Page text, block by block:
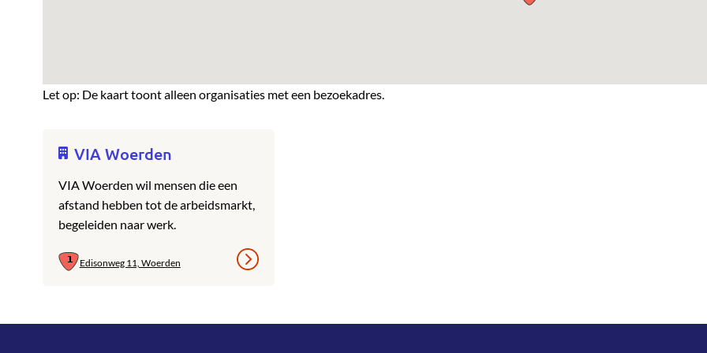
Let op: De kaart toont alleen organisaties met een bezoekadres.
VIA Woerden
VIA Woerden wil mensen die een
afstand hebben tot de arbeidsmarkt,
begeleiden naar werk.
Edisonweg 11, Woerden